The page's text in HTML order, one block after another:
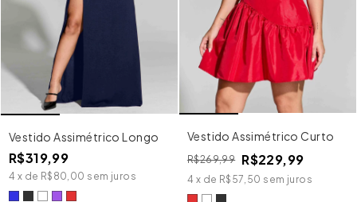
Vestido Assimétrico Longo
R$319,99
4 x de R$80,00 sem juros
Vestido Assimétrico Curto
R$269,99 R$229,99
4 x de R$57,50 sem juros